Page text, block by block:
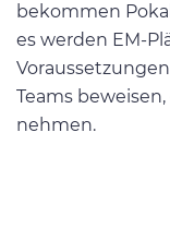
bekommen
es werden EM-
Teams
nehmen.